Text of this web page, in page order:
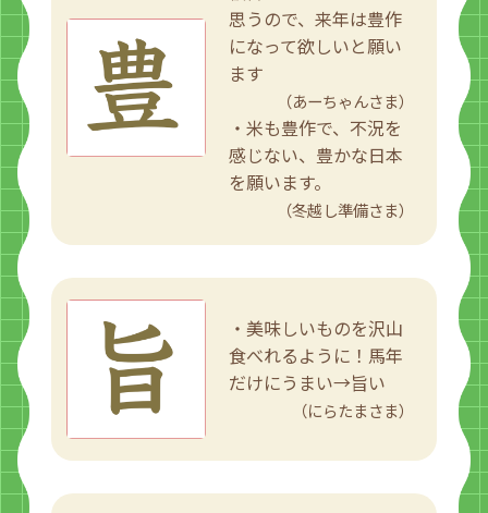
思うので、来年は豊作
になって欲しいと願い
ます
（あーちゃんさま）
・米も豊作で、不況を
感じない、豊かな日本
を願います。
（冬越し準備さま）
・美味しいものを沢山
食べれるように！馬年
だけにうまい→旨い
（にらたまさま）